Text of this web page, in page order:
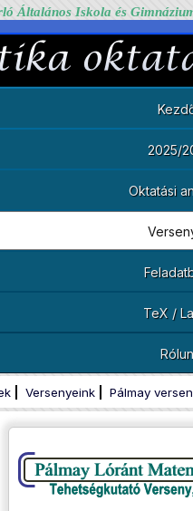
Általános Iskola és
2025/
Oktatási
TeX /
Versenyeink Pálmay